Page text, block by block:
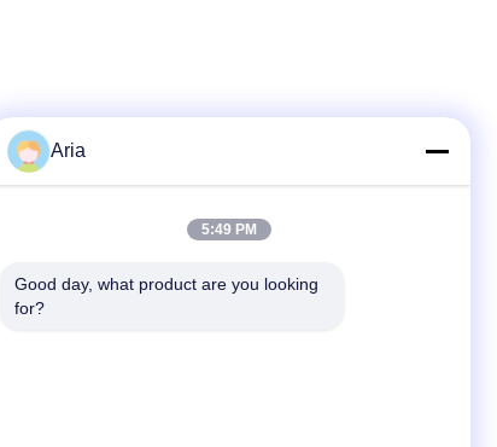
Aria
5:49 PM
Good day, what product are you looking
for?